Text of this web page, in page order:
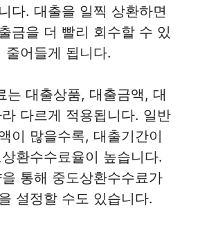
다. 대출을 일찍 상환하면
금을 더 빨리 회수할 수 있
줄어들게 됩니다.
는 대출상품, 대출금액, 대
다르게 적용됩니다. 일반
이 많을수록, 대출기간이
환수수료율이 높습니다.
통해 중도상환수수료가
설정할 수도 있습니다.